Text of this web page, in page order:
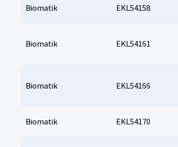
Biomatik EKL54158
Biomatik EKL54161
Biomatik EKL54166
Biomatik EKL54170